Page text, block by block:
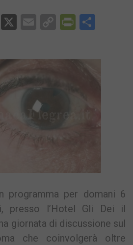
Telegram
X EmailCopy
programma per domani 6
presso l’Hotel Gli Dei il
giornata di discussione sul
che coinvolgerà oltre